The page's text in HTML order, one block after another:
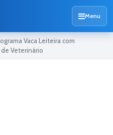
Menu
Vaca Leiteira com
Veterinário